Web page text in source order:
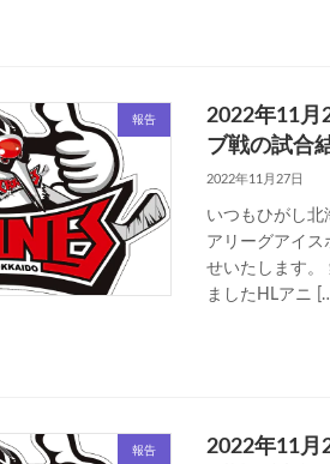
報告
2022年11月
ブ戦の試合
2022年11月27日
いつもひがし北
アリーグアイス
せいたします。
ましたHLアニ
報告
2022年11月